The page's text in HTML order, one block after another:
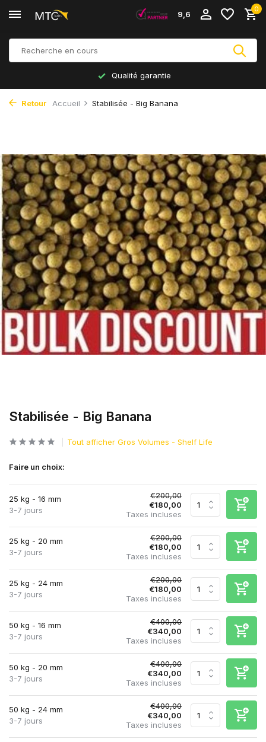
9,6
0
Qualité garantie
Retour Accueil Stabilisée - Big Banana
Stabilisée - Big Banana
Tout afficher Gros Volumes - Shelf Life
Faire un choix:
25 kg - 16 mm
3-7 jours
€200,00
€180,00
Taxes incluses
25 kg - 20 mm
3-7 jours
€200,00
€180,00
Taxes incluses
25 kg - 24 mm
3-7 jours
€200,00
€180,00
Taxes incluses
50 kg - 16 mm
3-7 jours
€400,00
€340,00
Taxes incluses
50 kg - 20 mm
3-7 jours
€400,00
€340,00
Taxes incluses
50 kg - 24 mm
3-7 jours
€400,00
€340,00
Taxes incluses